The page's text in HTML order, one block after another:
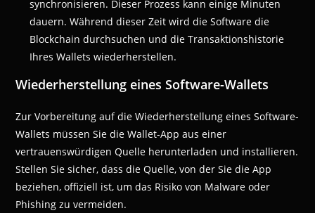
synchronisieren. Dieser Prozess kann einige Minuten
dauern. Während dieser Zeit wird die Software die
Blockchain durchsuchen und die Transaktionshistorie
Ihres Wallets wiederherstellen.
Wiederherstellung eines Software-Wallets
Zur Vorbereitung auf die Wiederherstellung eines Software-
Wallets müssen Sie die Wallet-App aus einer
vertrauenswürdigen Quelle herunterladen und installieren.
Stellen Sie sicher, dass die Quelle, von der Sie die App
beziehen, offiziell ist, um das Risiko von Malware oder
Phishing zu vermeiden.